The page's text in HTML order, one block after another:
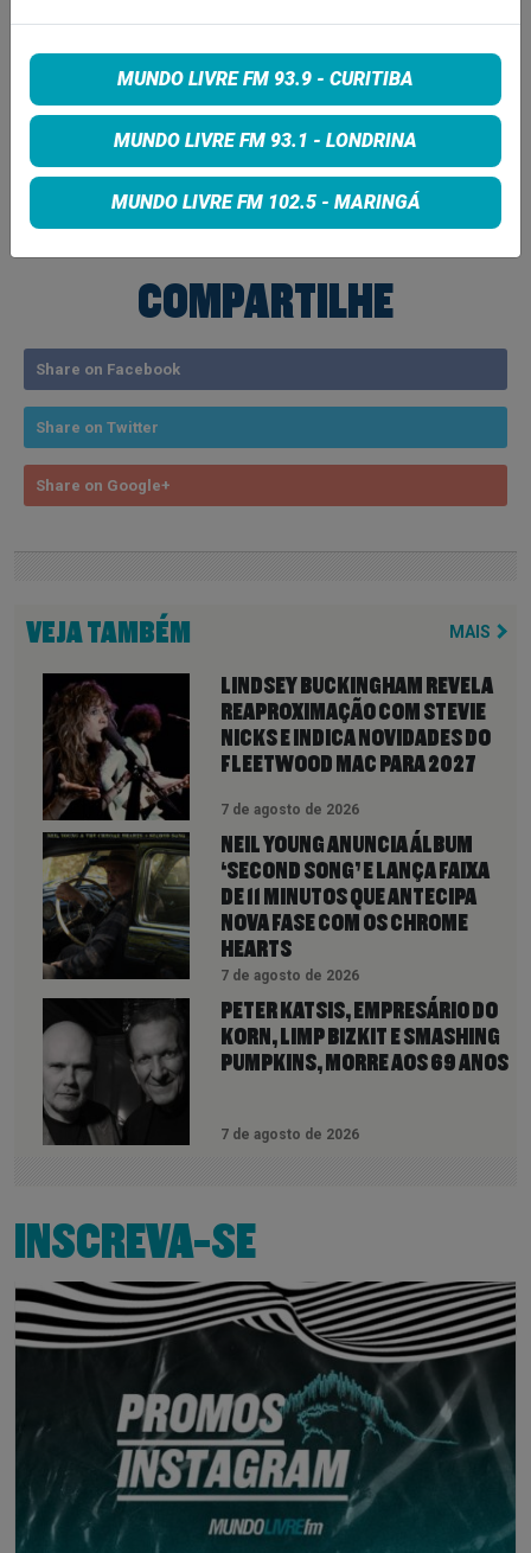
www.cafecuracao.com.br.
Informações para Imprensa: Ana Paulla Righetto
Tags:
LULU SANTOS
COMPARTILHE
Share on Facebook
Share on Twitter
Share on Google+
VEJA TAMBÉM MAIS
LINDSEY BUCKINGHAM REVELA
REAPROXIMAÇÃO COM STEVIE
NICKS E INDICA NOVIDADES DO
FLEETWOOD MAC PARA 2027
7 de agosto de 2026
NEIL YOUNG ANUNCIA ÁLBUM
‘SECOND SONG’ E LANÇA FAIXA
DE 11 MINUTOS QUE ANTECIPA
NOVA FASE COM OS CHROME
HEARTS
7 de agosto de 2026
PETER KATSIS, EMPRESÁRIO DO
KORN, LIMP BIZKIT E SMASHING
PUMPKINS, MORRE AOS 69 ANOS
7 de agosto de 2026
INSCREVA-SE
MUNDO LIVRE FM 93.9 - CURITIBA
MUNDO LIVRE FM 93.1 - LONDRINA
MUNDO LIVRE FM 102.5 - MARINGÁ